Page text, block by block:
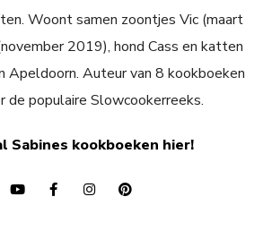
Woont samen zoontjes Vic (maart
2019), hond Cass en katten
Apeldoorn. Auteur van 8 kookboeken
de populaire Slowcookerreeks.
Sabines kookboeken hier!